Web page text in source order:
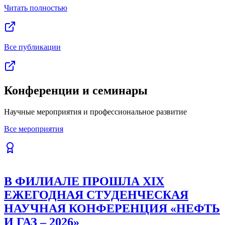
Битва вузов: в Ташкенте определили
лучших КВНщиков среди студентов |
Репортаж
Столица Узбекистана в День смеха превратилась в
эпицентр молодежного креатива. В Ташкенте состоялись
вузов».
230
Читать полностью
Все публикации